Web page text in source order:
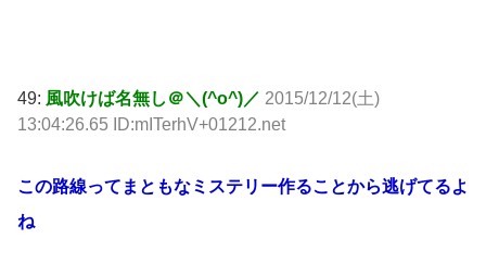
49: 風吹けば名無し＠＼(^o^)／ 2015/12/12(土)
13:04:26.65 ID:mITerhV+01212.net
この路線ってまともなミステリー作ることから逃げてるよ
ね